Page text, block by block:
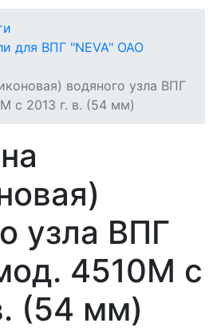
для ВПГ "NEVA" ОАО
водяного узла ВПГ
с 2013 г. в. (54 мм)
узла ВПГ
4510М с
(54 мм)